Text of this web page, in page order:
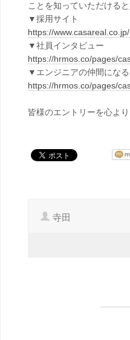
ことを知っていただけると
▼採用サイト
https://
▼社員インタビュー
https://hrmos.co/pages/
▼エンジニアの仲間にな
https://hrmos.co/pages/
皆様のエントリーを心よ
寺田